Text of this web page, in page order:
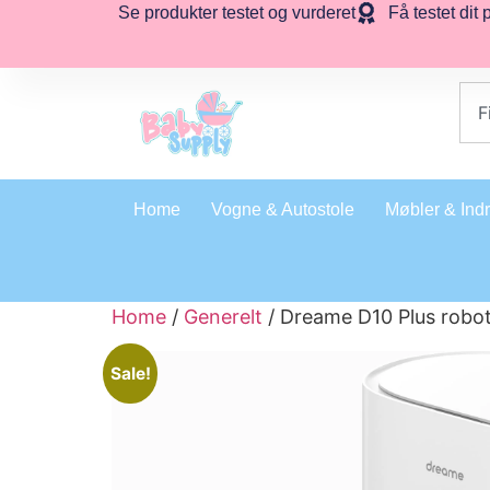
Se produkter testet og vurderet Få testet dit
Home Vogne & Autostole Møbler &
Home / Generelt / Dreame D10 Plus
Sale!